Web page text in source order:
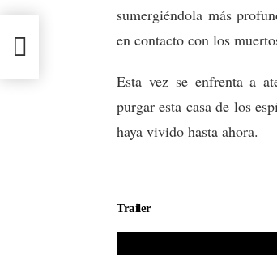
sumergiéndola más
en contacto con los
Esta vez se enfrenta a
purgar esta casa de los
haya vivido hasta ahora.
Trailer